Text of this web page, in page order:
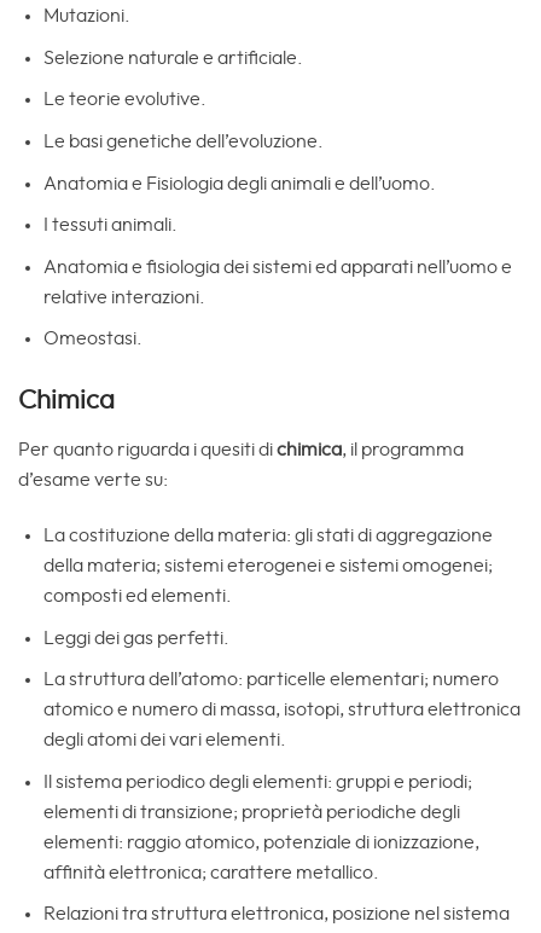
Mutazioni.
Selezione naturale e artificiale.
Le teorie evolutive.
Le basi genetiche dell’evoluzione.
Anatomia e Fisiologia degli animali e dell’uomo.
I tessuti animali.
Anatomia e fisiologia dei sistemi ed apparati nell’uomo e
relative interazioni.
Omeostasi.
Chimica
Per quanto riguarda i quesiti dichimica, il programma
d’esame verte su:
La costituzione della materia: gli stati di aggregazione
della materia; sistemi eterogenei e sistemi omogenei;
composti ed elementi.
Leggi dei gas perfetti.
La struttura dell’atomo: particelle elementari; numero
atomico e numero di massa, isotopi, struttura elettronica
degli atomi dei vari elementi.
Il sistema periodico degli elementi: gruppi e periodi;
elementi di transizione; proprietà periodiche degli
elementi: raggio atomico, potenziale di ionizzazione,
affinità elettronica; carattere metallico.
Relazioni tra struttura elettronica, posizione nel sistema